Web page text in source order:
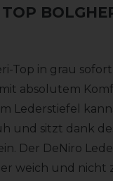
Top in grau sofort
absolutem
Lederstiefel
und sitzt dank
Der DeNiro
weich und nicht